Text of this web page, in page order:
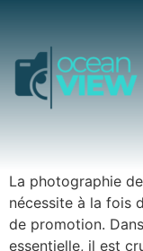
La photographie
nécessite à la fois
de promotion.
essentielle, il est